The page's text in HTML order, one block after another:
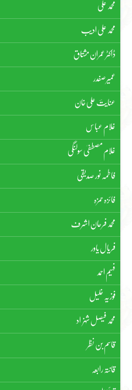
محمد علی
محمد علی ادیب
ڈاکٹر عمران مشتاق
عمیر صفدر
عنایتؔ علی خان
غلام عباس
غلام مصطفیٰ سولنگی
فاطمہ نور صدیقی
فائزہ حمزہ
محمد فرحان اشرف
فریال یاور
فہیم احمد
فوزیہ خلیل
محمد فیصل شہزاد
قاسم بن نظر
قانتہ رابعہ